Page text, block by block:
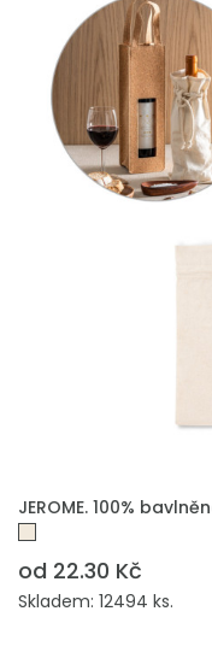
PŘIDAT DO POPTÁVKY
JEROME. 100%
od 22.30 Kč
Skladem: 12494 ks.